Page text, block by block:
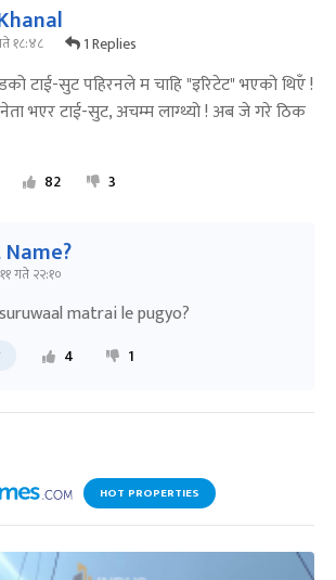
१८:४८ 1 Replies
टाई-सुट पहिरनले म चाहि "इरिटेट" भएको थिएँ !
नेता भएर टाई-सुट, अचम्म लाग्थ्यो ! अब जे गरे ठिक
82 3
गते २२:१०
matrai le pugyo?
4 1
HOT PROPERTIES